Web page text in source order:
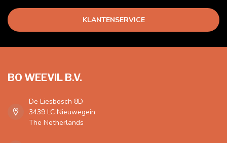
KLANTENSERVICE
BO WEEVIL B.V.
De Liesbosch 8D
3439 LC Nieuwegein
The Netherlands